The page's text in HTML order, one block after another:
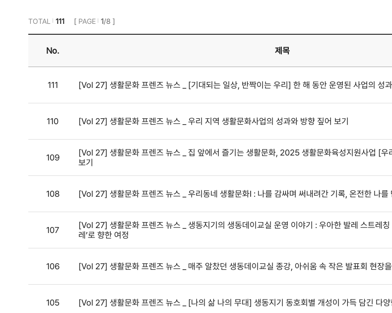
TOTAL 111 [ PAGE 1/8 ]
No. 제목
111 [Vol 27] 생활문화 프렌즈 뉴스 _ [기대되는 일상, 반짝이는 우리] 한 해 동안 운영된 사업의 성
110 [Vol 27] 생활문화 프렌즈 뉴스 _ 우리 지역 생활문화사업의 성과와 방향 짚어 보기
109
[Vol 27] 생활문화 프렌즈 뉴스 _ 집 앞에서 즐기는 생활문화, 2025 생활문화육성지원사업 [우
보기
108 [Vol 27] 생활문화 프렌즈 뉴스 _ 우리동네 생활문화Ⅰ : 나를 감싸며 써내려간 기록, 온전한 나를
107
[Vol 27] 생활문화 프렌즈 뉴스 _ 생동지기의 생동데이교실 운영 이야기 : 우아한 발레 스트레칭
레’로 향한 여정
106 [Vol 27] 생활문화 프렌즈 뉴스 _ 매주 알찼던 생동데이교실 종강, 아쉬움 속 작은 발표회 현장
105 [Vol 27] 생활문화 프렌즈 뉴스 _ [나의 삶 나의 무대] 생동지기 동호회별 개성이 가득 담긴 다양